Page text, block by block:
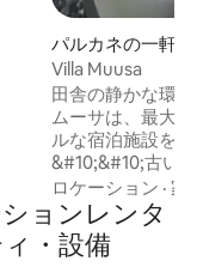
パルカネの一軒家
Villa Muusa
田舎の静かな環境
ムーサは、最大8
ルな宿泊施設を
&#10;&#10;古い
ナとシャワール
す。サウナのテ
外ジャグジーが
ユーロ）。
ロケーション ·家
ョンレンタ
・設備